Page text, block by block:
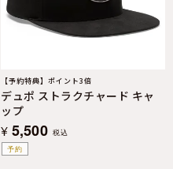
予約
【予約特典】ポイント3倍
デュポ ストラクチャード キャ
ップ
¥ 5,500 税込